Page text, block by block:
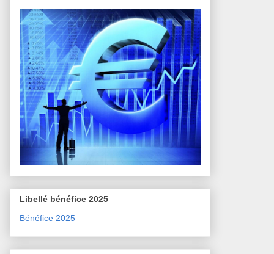
Libellé bénéfice 2025
Bénéfice 2025